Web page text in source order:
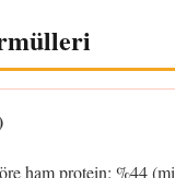
ham protein: %44